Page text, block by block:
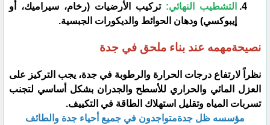
التشطيب النهائي: تركيب الأرضيات (رخام، سيراميك، أو
إيبوكسي) ودهان الحوائط والديكورات الجبسية.
​نصيحةمهمه عند بناء ملحق في جدة
​نظراً لارتفاع درجات الحرارة والرطوبة في جدة، يجب التركيز على
العزل المائي والحراري للأسطح والجدران بشكل أساسي لتجنب
تسربات المياه وتقليل استهلاك الطاقة في التكييف.
مؤسسه ظل جدةمتواجدون في جميع أحياء جدة والطائف